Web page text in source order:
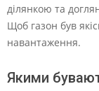
ділянкою та
Щоб газон був
навантаження.
Якими